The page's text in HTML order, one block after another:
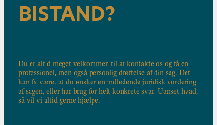
BISTAND?
Du er altid meget velkommen til at kontakte os og få en
professionel, men også personlig drøftelse af din sag. Det
kan fx være, at du ønsker en indledende juridisk vurdering
af sagen, eller har brug for helt konkrete svar. Uanset hvad,
så vil vi altid gerne hjælpe.